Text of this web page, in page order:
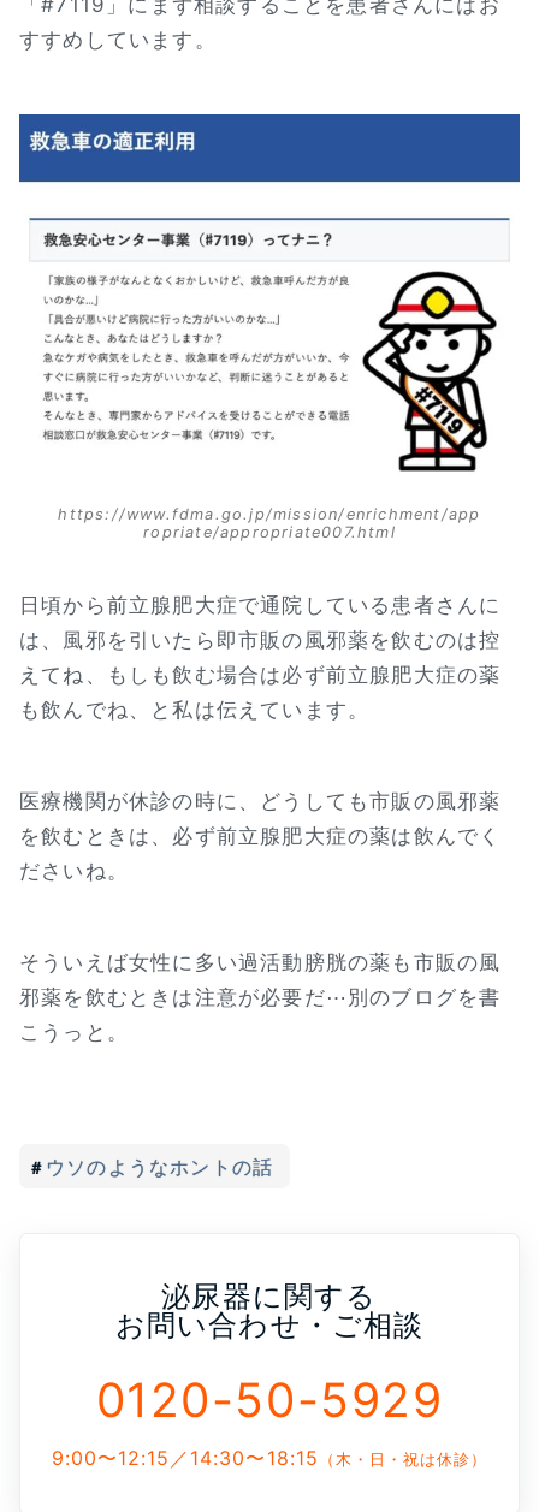
すすめしています。
https://www.fdma.go.jp/mission/enrichment/app
ropriate/appropriate007.html
日頃から前立腺肥大症で通院している患者さんに
は、風邪を引いたら即市販の風邪薬を飲むのは控
えてね、もしも飲む場合は必ず前立腺肥大症の薬
も飲んでね、と私は伝えています。
医療機関が休診の時に、どうしても市販の風邪薬
を飲むときは、必ず前立腺肥大症の薬は飲んでく
ださいね。
そういえば女性に多い過活動膀胱の薬も市販の風
邪薬を飲むときは注意が必要だ⋯別のブログを書
こうっと。
ウソのようなホントの話
泌尿器に関する
お問い合わせ・ご相談
0120-50-5929
9:00〜12:15／14:30〜18:15 （木・日・祝は休診）